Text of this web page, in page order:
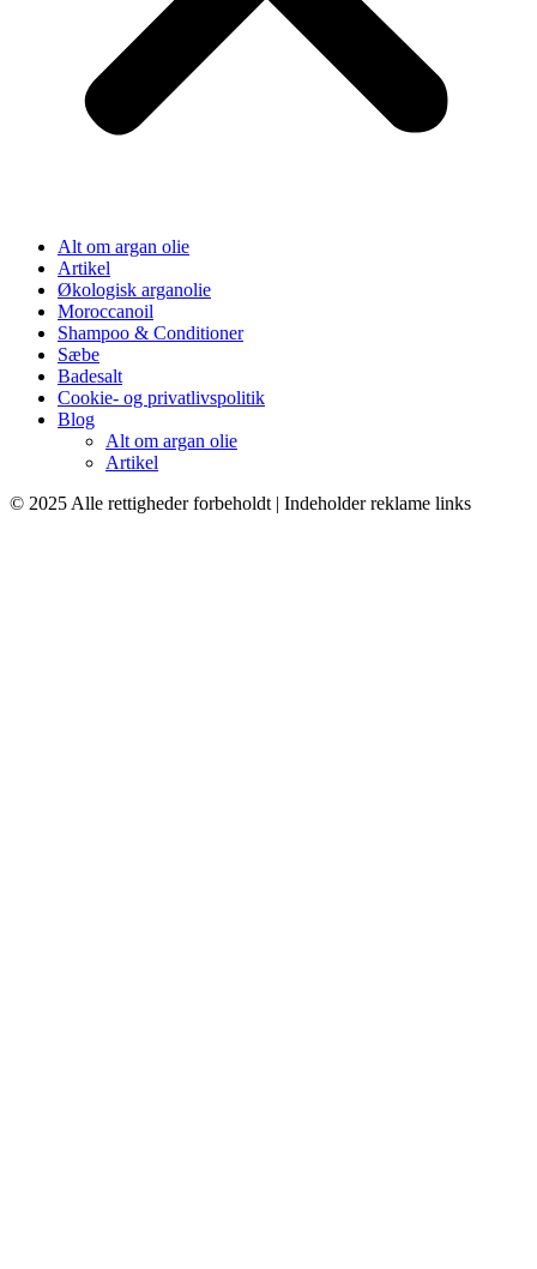
Alt om argan olie
Artikel
Økologisk arganolie
Moroccanoil
Shampoo & Conditioner
Sæbe
Badesalt
Cookie- og privatlivspolitik
Blog
Alt om argan olie
Artikel
© 2025 Alle rettigheder forbeholdt | Indeholder reklame links